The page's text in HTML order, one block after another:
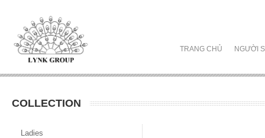
TRANG CHỦ NGƯỜI
COLLECTION
Ladies